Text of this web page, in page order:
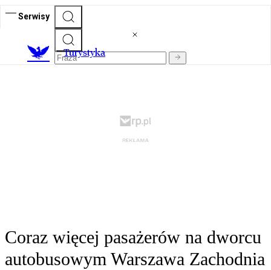
Serwisy
Turystyka
Coraz więcej pasażerów na dworcu
autobusowym Warszawa Zachodnia